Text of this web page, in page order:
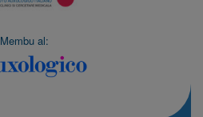
Membu al: